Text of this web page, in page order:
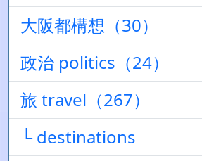
大阪都構想（30）
政治 politics（24）
旅 travel（267）
└ destinations